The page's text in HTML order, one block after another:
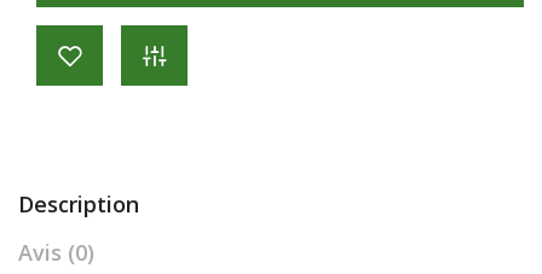
Description
Avis (0)